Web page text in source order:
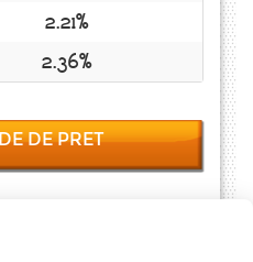
2.21%
2.36%
DE PRET
les semaines. Taux Immobilier